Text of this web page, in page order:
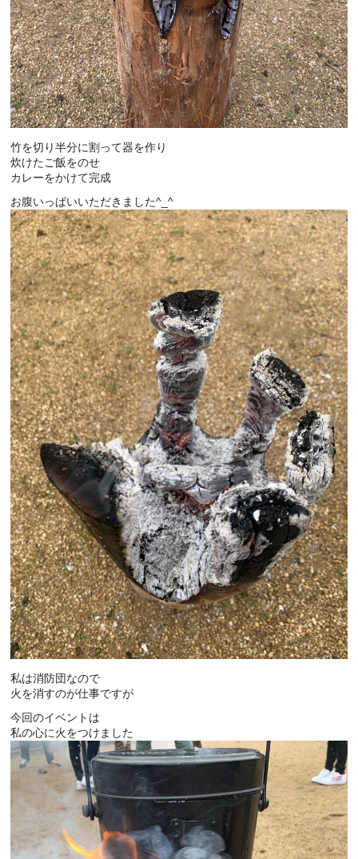
竹を切り半分に割って器を作り
炊けたご飯をのせ
カレーをかけて完成
お腹いっぱいいただきました^_^
私は消防団なので
火を消すのが仕事ですが
今回のイベントは
私の心に火をつけました